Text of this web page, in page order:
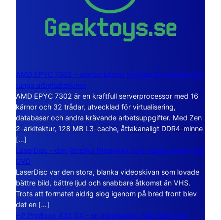
AMD EPYC 7302 – sexton kärnor byggda för servrar och
tunga arbetsstationer
AMD EPYC 7302 är en kraftfull serverprocessor med 16
kärnor och 32 trådar, utvecklad för virtualisering,
databaser och andra krävande arbetsuppgifter. Med Zen
2-arkitektur, 128 MB L3-cache, åttakanaligt DDR4-minne
[…]
LaserDisc – den jättelika filmskivan som visade vägen mot
DVD
LaserDisc var den stora, blanka videoskivan som lovade
bättre bild, bättre ljud och snabbare åtkomst än VHS.
Trots att formatet aldrig slog igenom på bred front blev
det en […]
HP ProBook 430 G4 – en arbetsdator från tiden före